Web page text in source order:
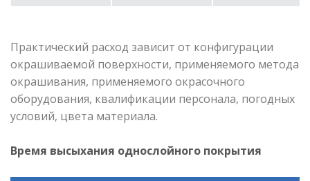
Практический расход зависит от конфигурации
окрашиваемой поверхности, применяемого метода
окрашивания, применяемого окрасочного
оборудования, квалификации персонала, погодных
условий, цвета материала.
Время высыхания однослойного покрытия